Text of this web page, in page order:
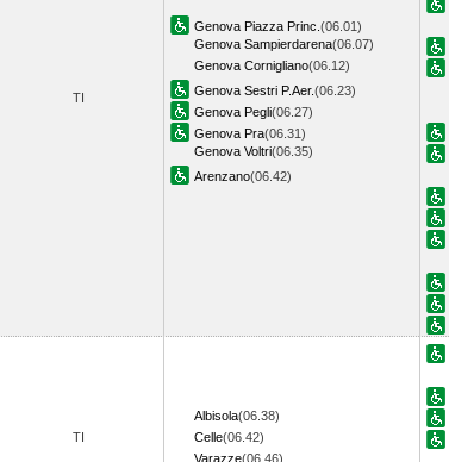
TI
Genova Piazza Princ. (06.01)
Genova Sampierdarena(06.07)
Genova Cornigliano(06.12)
Genova Sestri P.Aer.(06.23)
Genova Pegli(06.27)
Genova Pra(06.31)
Genova Voltri(06.35)
Arenzano(06.42)
TI
Albisola(06.38)
Celle(06.42)
Varazze(06.46)